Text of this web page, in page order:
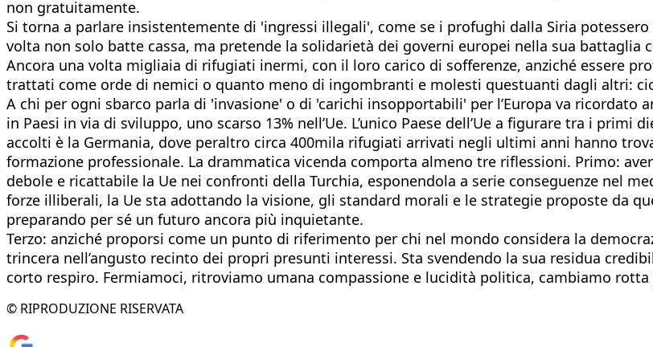
non gratuitamente.
Si torna a parlare insistentemente di 'ingressi illegali', come se i profughi dalla Siria
volta non solo batte cassa, ma pretende la solidarietà dei governi europei nella sua battaglia
Ancora una volta migliaia di rifugiati inermi, con il loro carico di sofferenze, anziché essere
trattati come orde di nemici o quanto meno di ingombranti e molesti questuanti dagli altri:
A chi per ogni sbarco parla di 'invasione' o di 'carichi insopportabili' per l’Europa va ricordato
in Paesi in via di sviluppo, uno scarso 13% nell’Ue. L’unico Paese dell’Ue a figurare tra i
accolti è la Germania, dove peraltro circa 400mila rifugiati arrivati negli ultimi anni hanno
formazione professionale. La drammatica vicenda comporta almeno tre riflessioni. Primo:
debole e ricattabile la Ue nei confronti della Turchia, esponendola a serie conseguenze nel
forze illiberali, la Ue sta adottando la visione, gli standard morali e le strategie proposte da
preparando per sé un futuro ancora più inquietante.
Terzo: anziché proporsi come un punto di riferimento per chi nel mondo considera la
trincera nell’angusto recinto dei propri presunti interessi. Sta svendendo la sua residua
corto respiro. Fermiamoci, ritroviamo umana compassione e lucidità politica, cambiamo
© RIPRODUZIONE RISERVATA